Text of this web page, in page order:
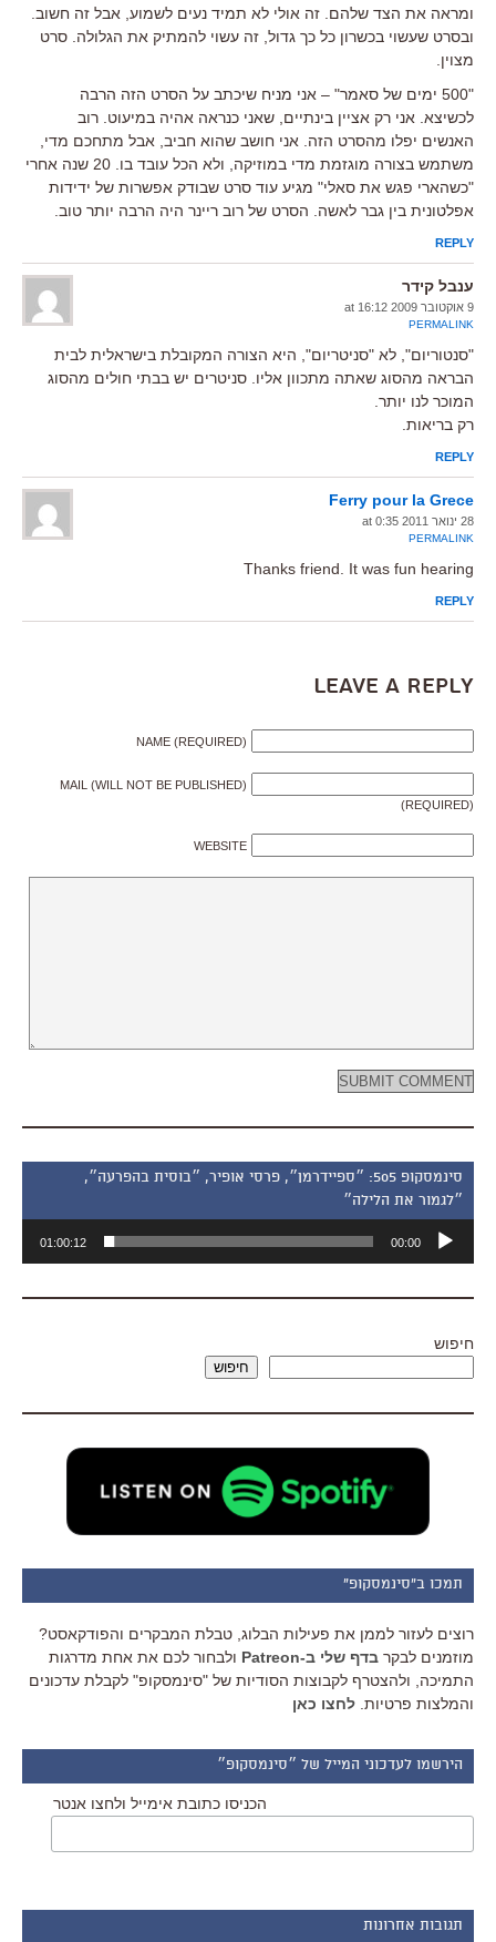
ומראה את הצד שלהם. זה אולי לא תמיד נעים לשמוע, אבל זה חשוב.
ובסרט שעשוי בכשרון כל כך גדול, זה עשוי להמתיק את הגלולה. סרט
מצוין.
"500 ימים של סאמר" – אני מניח שיכתב על הסרט הזה הרבה
לכשיצא. אני רק אציין בינתיים, שאני כנראה אהיה במיעוט. רוב
האנשים יפלו מהסרט הזה. אני חושב שהוא חביב, אבל מתחכם מדי,
משתמש בצורה מוגזמת מדי במוזיקה, ולא הכל עובד בו. 20 שנה אחרי
"כשהארי פגש את סאלי" מגיע עוד סרט שבודק אפשרות של ידידות
אפלטונית בין גבר לאשה. הסרט של רוב ריינר היה הרבה יותר טוב.
REPLY
ענבל קידר
9 אוקטובר 2009 at 16:12
PERMALINK
"סנטוריום", לא "סניטריום", היא הצורה המקובלת בישראלית לבית
הבראה מהסוג שאתה מתכוון אליו. סניטרים יש בבתי חולים מהסוג
המוכר לנו יותר.
רק בריאות.
REPLY
Ferry pour la Grece
28 ינואר 2011 at 0:35
PERMALINK
Thanks friend. It was fun hearing
REPLY
Leave a Reply
NAME (REQUIRED)
MAIL (WILL NOT BE PUBLISHED)
(REQUIRED)
WEBSITE
סינמסקופ 505: ״ספיידרמן״, פרסי אופיר, ״בוסית בהפרעה״,
״לגמור את הלילה״
אודיו
00:00
01:00:12
חיפוש
חיפוש
תמכו ב"סינמסקופ"
רוצים לעזור לממן את פעילות הבלוג, טבלת המבקרים והפודקאסט?
מוזמנים לבקר בדף שלי ב-Patreon
ולבחור לכם את אחת מדרגות
התמיכה, ולהצטרף לקבוצות הסודיות של "סינמסקופ" לקבלת עדכונים
והמלצות פרטיות. לחצו כאן
הירשמו לעדכוני המייל של ״סינמסקופ״
הכניסו כתובת אימייל ולחצו אנטר
תגובות אחרונות